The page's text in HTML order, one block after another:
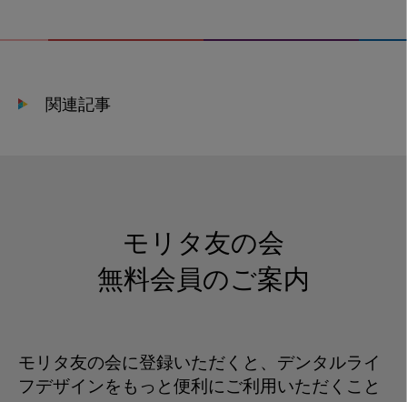
関連記事
モリタ友の会
無料会員のご案内
モリタ友の会に登録いただくと、デンタルライ
フデザインをもっと便利にご利用いただくこと